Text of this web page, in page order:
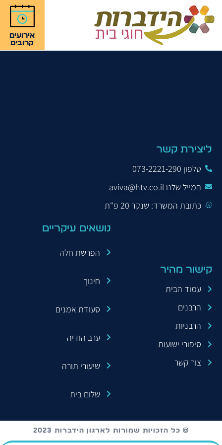
אירועים
קרובים
ליצירת קשר
טלפון 073-2221-290
המייל שלנו aviva@htv.co.il
כתובת המשרד: שנקר 20 פ"ת
קישור מהיר
עמוד הבית
הרבנים
הרבניות
סיפורי ישועות
צור קשר
נושאים עיקריים
הפרשת חלה
חינוך
סעודת אמנים
ערב הודיה
שיעורי תורה
שלום בית
© כל הזכויות שמורות לארגון הידברות 2023